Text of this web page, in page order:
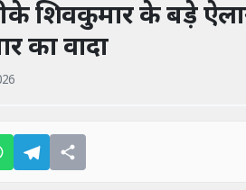
शिवकुमार के बड़े
का वादा